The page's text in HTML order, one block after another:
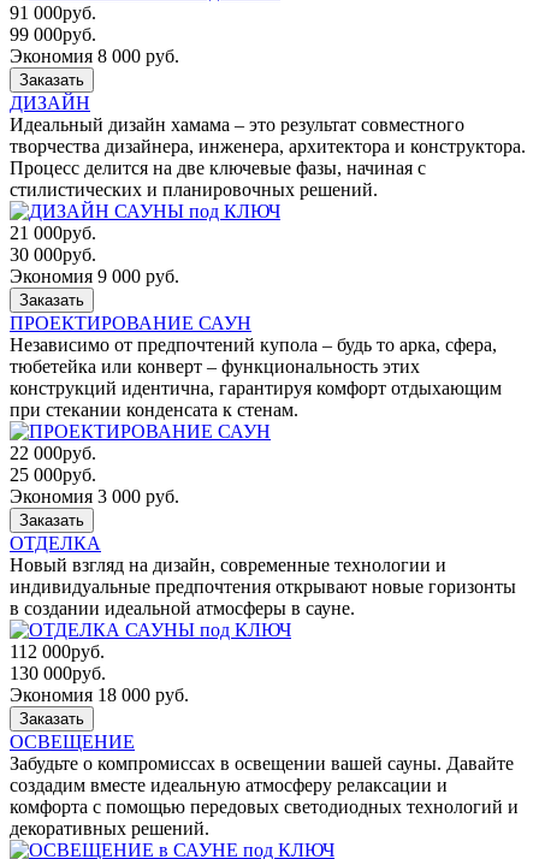
91 000руб.
99 000руб.
Экономия 8 000 руб.
Заказать
ДИЗАЙН
Идеальный дизайн хамама – это результат совместного
творчества дизайнера, инженера, архитектора и конструктора.
Процесс делится на две ключевые фазы, начиная с
стилистических и планировочных решений.
21 000руб.
30 000руб.
Экономия 9 000 руб.
Заказать
ПРОЕКТИРОВАНИЕ САУН
Независимо от предпочтений купола – будь то арка, сфера,
тюбетейка или конверт – функциональность этих
конструкций идентична, гарантируя комфорт отдыхающим
при стекании конденсата к стенам.
22 000руб.
25 000руб.
Экономия 3 000 руб.
Заказать
ОТДЕЛКА
Новый взгляд на дизайн, современные технологии и
индивидуальные предпочтения открывают новые горизонты
в создании идеальной атмосферы в сауне.
112 000руб.
130 000руб.
Экономия 18 000 руб.
Заказать
ОСВЕЩЕНИЕ
Забудьте о компромиссах в освещении вашей сауны. Давайте
создадим вместе идеальную атмосферу релаксации и
комфорта с помощью передовых светодиодных технологий и
декоративных решений.